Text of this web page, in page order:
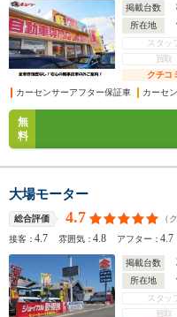
掲載台数
所在地
スタッ
買取
クチコ
カーセンサーアフター保証車
カーセ
無
料
大場モーター
総合評価 4.7 （
接客：4.7 雰囲気：4.8 アフター：4.7
掲載台数
所在地
スタッ
買取